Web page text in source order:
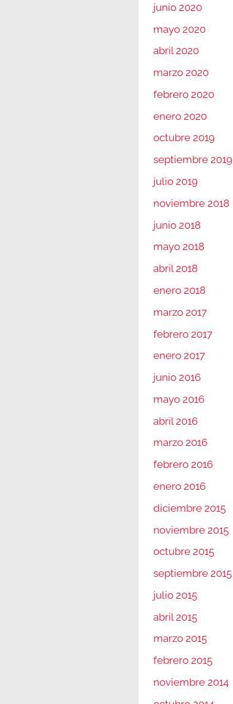
junio 2020
mayo 2020
abril 2020
marzo 2020
febrero 2020
enero 2020
octubre 2019
septiembre 2019
julio 2019
noviembre 2018
junio 2018
mayo 2018
abril 2018
enero 2018
marzo 2017
febrero 2017
enero 2017
junio 2016
mayo 2016
abril 2016
marzo 2016
febrero 2016
enero 2016
diciembre 2015
noviembre 2015
octubre 2015
septiembre 2015
julio 2015
abril 2015
marzo 2015
febrero 2015
noviembre 2014